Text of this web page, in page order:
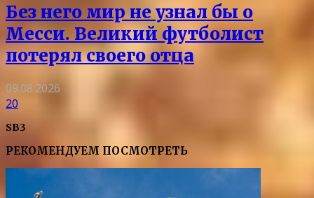
Без него мир не узнал бы о
Месси. Великий футболист
потерял своего отца
09.08.2026
20
SB3
РЕКОМЕНДУЕМ ПОСМОТРЕТЬ